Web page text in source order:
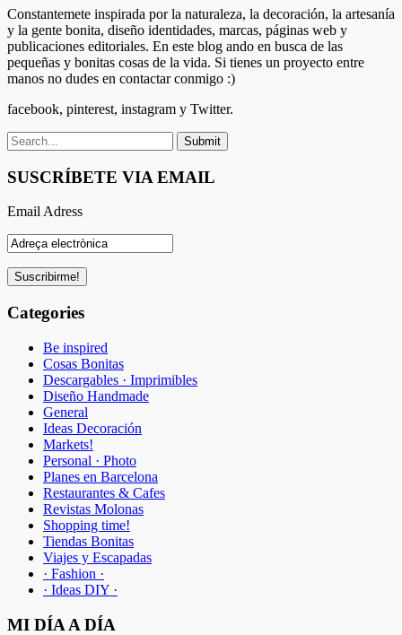
Constantemete inspirada por la naturaleza, la decoración, la artesanía
y la gente bonita, diseño identidades, marcas, páginas web y
publicaciones editoriales. En este blog ando en busca de las
pequeñas y bonitas cosas de la vida. Si tienes un proyecto entre
manos no dudes en contactar conmigo :)
facebook, pinterest, instagram y Twitter.
SUSCRÍBETE VIA EMAIL
Email Adress
Categories
Be inspired
Cosas Bonitas
Descargables · Imprimibles
Diseño Handmade
General
Ideas Decoración
Markets!
Personal · Photo
Planes en Barcelona
Restaurantes & Cafes
Revistas Molonas
Shopping time!
Tiendas Bonitas
Viajes y Escapadas
· Fashion ·
· Ideas DIY ·
MI DÍA A DÍA